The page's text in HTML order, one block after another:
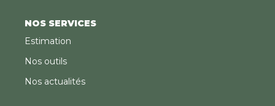
NOS SERVICES
Estimation
Nos outils
Nos actualités